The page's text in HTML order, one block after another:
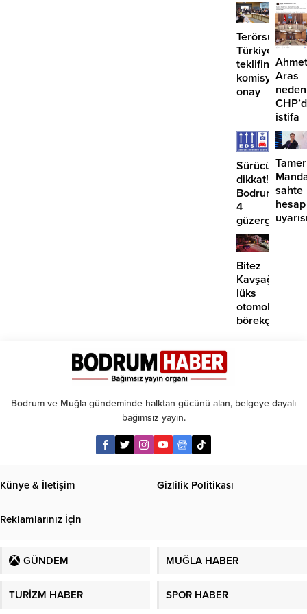
duyurusuhâlâ
proje
Terörsüz
Türkiye
teklifine
komisyondan
onay
Ahmet
Aras
neden
istifa
Sürücüler
dikkat!
Bodrum’da
4
güzergahta
EDS
başlıyor
Tamer
sahte
hesap
Bitez
Kavşağı’nda
lüks
otomobil
börekçiye
Bodrum ve Muğla gündeminde halktan gücünü alan, belgeye dayalı
bağımsız yayın.
Künye & İletişim Gizlilik Politikası
Reklamlarınız İçin
GÜNDEM MUĞLA HABER
TURİZM HABER SPOR HABER